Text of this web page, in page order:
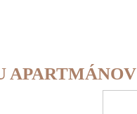
APARTMÁNOV